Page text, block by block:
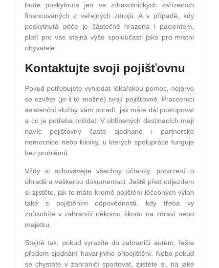
bude poskytnuta jen ve zdravotnických zařízeních
financovaných z veřejných zdrojů. A v případě, kdy
poskytnutá péče je částečně hrazena i pacientem,
platí pro vás stejná výše spoluúčasti jako pro místní
obyvatele.
Kontaktujte svoji pojišťovnu
Pokud potřebujete vyhledat lékařskou pomoc, nejprve
se ozvěte (je­‑li to možné) svojí pojišťovně. Pracovníci
asistenční služby vám poradí, jak máte dál postupovat
a co je potřeba ohlídat. V oblíbených destinacích mají
navíc pojišťovny často sjednané i partnerské
nemocnice nebo kliniky, u kterých spolupráce funguje
bez problémů.
Vždy si schovávejte všechny účtenky, potvrzení o
úhradě a veškerou dokumentaci. Ještě před odjezdem
si zjistěte, jak to máte kromě pojištění léčebných výloh
také s pojištěním odpovědnosti, kdy třeba vy
způsobíte v zahraničí někomu škodu na zdraví nebo
majetku.
Stejně tak, pokud vyrazíte do zahraničí autem, řešte
předem sjednání havarijního připojištění. Nebo pokud
se chystáte v zahraničí sportovat, zjistěte si, na jaké